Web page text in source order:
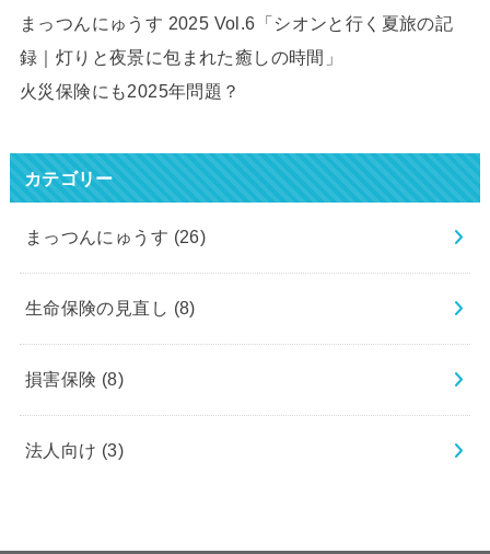
まっつんにゅうす 2025 Vol.6「シオンと行く夏旅の記
録｜灯りと夜景に包まれた癒しの時間」
火災保険にも2025年問題？
カテゴリー
まっつんにゅうす (26)
生命保険の見直し (8)
損害保険 (8)
法人向け (3)